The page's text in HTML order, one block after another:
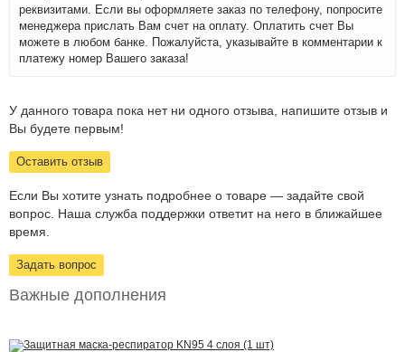
реквизитами. Если вы оформляете заказ по телефону, попросите
менеджера прислать Вам счет на оплату. Оплатить счет Вы
можете в любом банке. Пожалуйста, указывайте в комментарии к
платежу номер Вашего заказа!
У данного товара пока нет ни одного отзыва, напишите отзыв и
Вы будете первым!
Оставить отзыв
Если Вы хотите узнать подробнее о товаре — задайте свой
вопрос. Наша служба поддержки ответит на него в ближайшее
время.
Задать вопрос
Важные дополнения